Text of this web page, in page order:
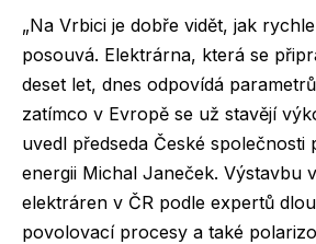
„Na Vrbici je dobře vidět, jak
posouvá. Elektrárna, která se
deset let, dnes odpovídá
zatímco v Evropě se už stavějí
uvedl předseda České
energii Michal Janeček. Výstavbu
elektráren v ČR podle expertů
povolovací procesy a také